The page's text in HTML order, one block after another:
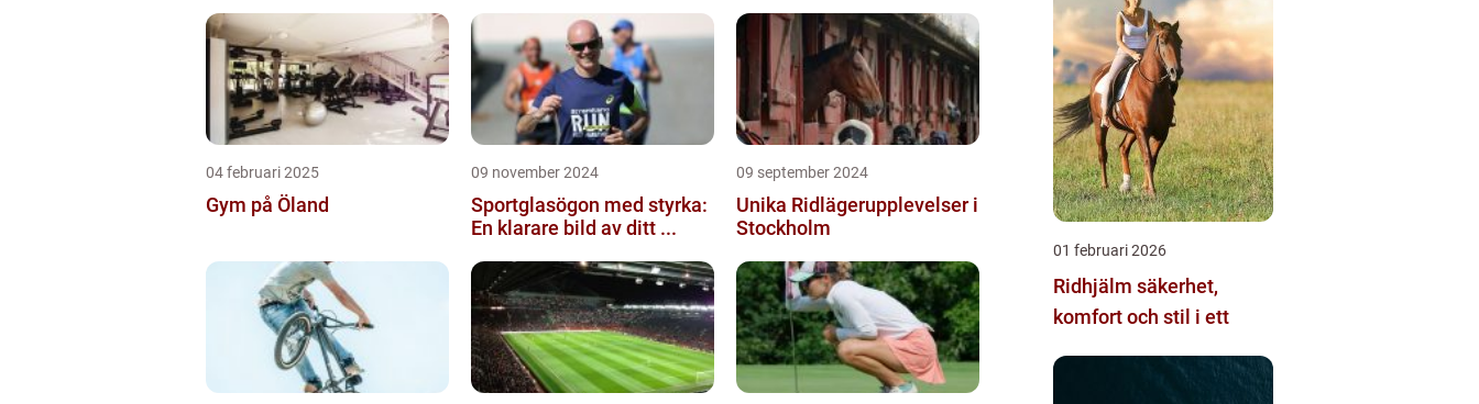
04 februari 2025
Gym på Öland
09 november 2024
Sportglasögon med styrka:
En klarare bild av ditt ...
09 september 2024
Unika Ridlägerupplevelser i
Stockholm
01 februari 2026
Ridhjälm säkerhet,
komfort och stil i ett